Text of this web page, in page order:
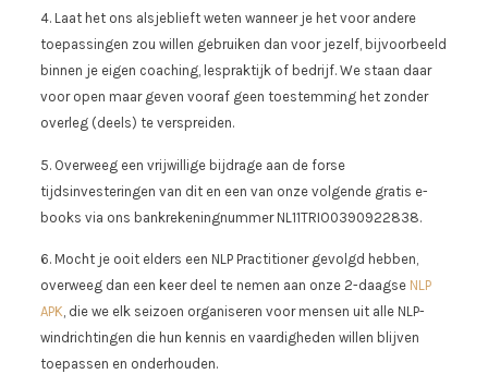
4. Laat het ons alsjeblieft weten wanneer je het voor andere
toepassingen zou willen gebruiken dan voor jezelf, bijvoorbeeld
binnen je eigen coaching, lespraktijk of bedrijf. We staan daar
voor open maar geven vooraf geen toestemming het zonder
overleg (deels) te verspreiden.
5. Overweeg een vrijwillige bijdrage aan de forse
tijdsinvesteringen van dit en een van onze volgende gratis e-
books via ons bankrekeningnummer NL11TRIO0390922838.
6. Mocht je ooit elders een NLP Practitioner gevolgd hebben,
overweeg dan een keer deel te nemen aan onze 2-daagse NLP
APK , die we elk seizoen organiseren voor mensen uit alle NLP-
windrichtingen die hun kennis en vaardigheden willen blijven
toepassen en onderhouden.